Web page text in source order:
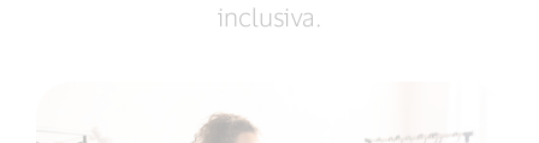
inclusiva.